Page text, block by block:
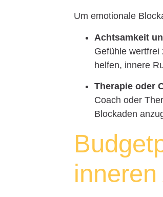
Um emotionale
Achtsamkeit
Gefühle wertfrei
helfen, innere
Therapie oder
Coach oder
Blockaden